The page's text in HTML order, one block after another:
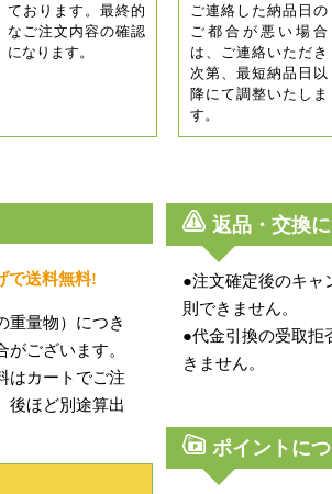
ております。最終的
なご注文内容の確認
になります。
ご連絡した納品日の
ご都合が悪い場合
は、ご連絡いただき
次第、最短納品日以
降にて調整いたしま
す。
で送料無料!
重量物）につき
がございます。
はカートでご注
後ほど別途算出
返品・交換
●注文確定後のキャ
則できません。
●代金引換の受取拒
きません。
ポイントに